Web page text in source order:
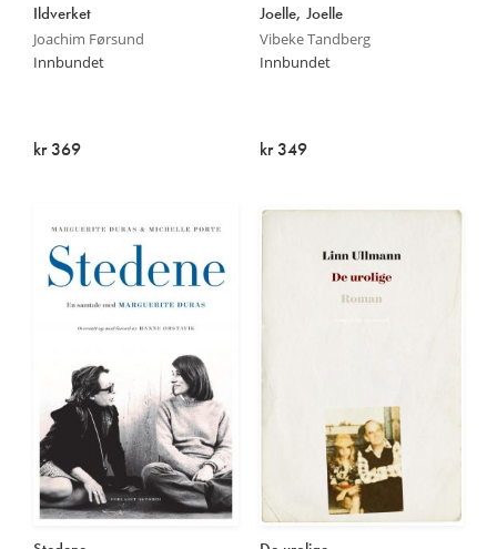
Ildverket
Joachim Førsund
Innbundet
kr 369
Joelle, Joelle
Vibeke Tandberg
Innbundet
kr 349